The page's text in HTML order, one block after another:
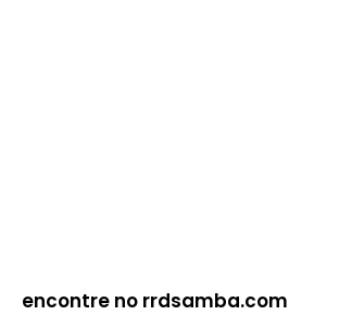
encontre no rrdsamba.com